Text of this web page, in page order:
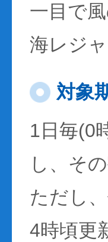
一目で
海レジ
対象
1日毎(0
し、そ
ただし
4時頃更